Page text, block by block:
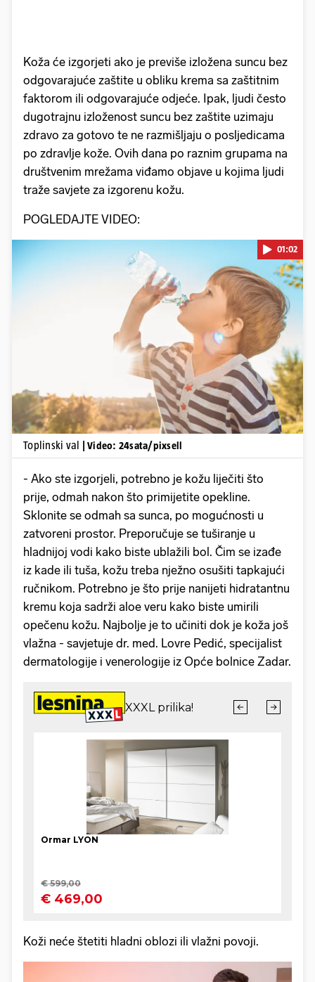
Koža će izgorjeti ako je previše izložena suncu bez
odgovarajuće zaštite u obliku krema sa zaštitnim
faktorom ili odgovarajuće odjeće. Ipak, ljudi često
dugotrajnu izloženost suncu bez zaštite uzimaju
zdravo za gotovo te ne razmišljaju o posljedicama
po zdravlje kože. Ovih dana po raznim grupama na
društvenim mrežama viđamo objave u kojima ljudi
traže savjete za izgorenu kožu.
POGLEDAJTE VIDEO:
Pokretanje videa...
01:02
Toplinski val | Video: 24sata/pixsell
- Ako ste izgorjeli, potrebno je kožu liječiti što
prije, odmah nakon što primijetite opekline.
Sklonite se odmah sa sunca, po mogućnosti u
zatvoreni prostor. Preporučuje se tuširanje u
hladnijoj vodi kako biste ublažili bol. Čim se izađe
iz kade ili tuša, kožu treba nježno osušiti tapkajući
ručnikom. Potrebno je što prije nanijeti hidratantnu
kremu koja sadrži aloe veru kako biste umirili
opečenu kožu. Najbolje je to učiniti dok je koža još
vlažna - savjetuje dr. med. Lovre Pedić, specijalist
dermatologije i venerologije iz Opće bolnice Zadar.
Koži neće štetiti hladni oblozi ili vlažni povoji.